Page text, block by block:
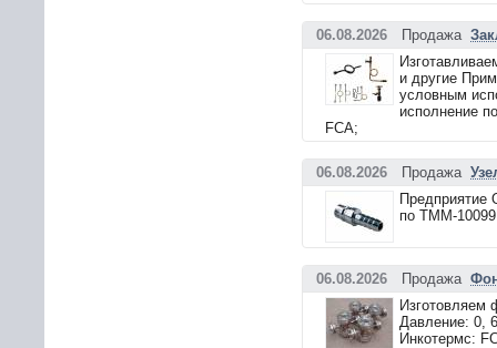
06.08.2026 Продажа
и другие
условным
исполнение
FCA;
06.08.2026 Продажа
Предприятие
по ТММ-
06.08.2026 Продажа
Изготовляем
Давление: 0,
Инкотермс: